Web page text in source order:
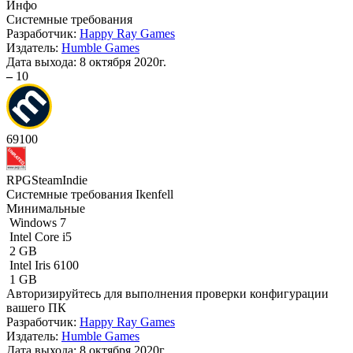
Инфо
Системные требования
Разработчик: Happy Ray Games
Издатель: Humble Games
Дата выхода: 8 октября 2020г.
– 10
69100
RPGSteamIndie
Системные требования Ikenfell
Минимальные
Windows 7
Intel Core i5
2 GB
Intel Iris 6100
1 GB
Авторизируйтесь для выполнения проверки конфигурации
вашего ПК
Разработчик: Happy Ray Games
Издатель: Humble Games
Дата выхода: 8 октября 2020г.